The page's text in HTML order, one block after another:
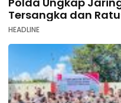
Tersangka dan
HEADLINE